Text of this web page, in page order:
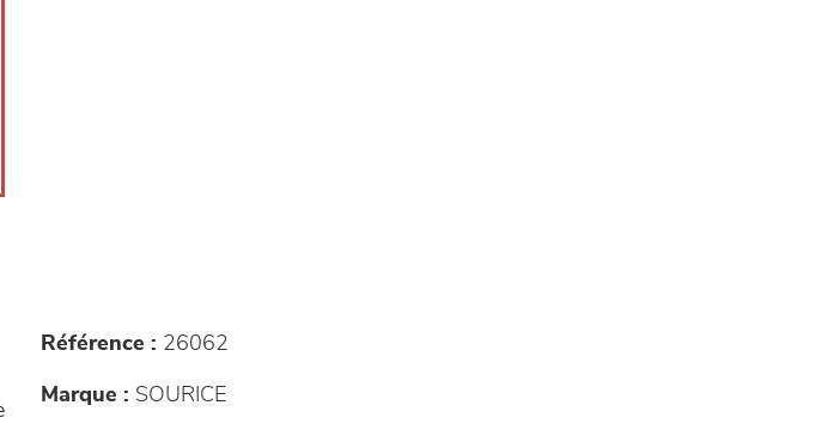
Référence : 26062
Marque : SOURICE